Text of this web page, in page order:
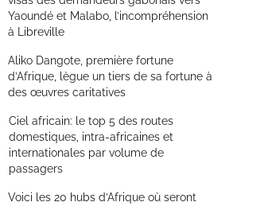
Yaoundé et Malabo, l’incompréhension
à Libreville
Aliko Dangote, première fortune
d’Afrique, lègue un tiers de sa fortune à
des œuvres caritatives
Ciel africain: le top 5 des routes
domestiques, intra-africaines et
internationales par volume de
passagers
Voici les 20 hubs d’Afrique où seront